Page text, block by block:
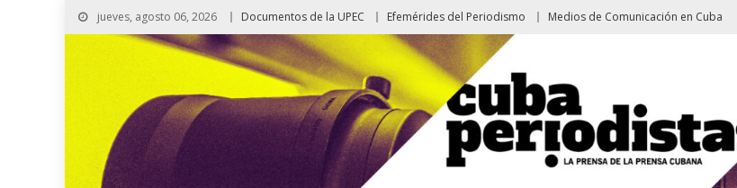
jueves, agosto 06, 2026 Documentos de la UPEC Efemérides del Periodismo Medios de Comunicación en Cuba